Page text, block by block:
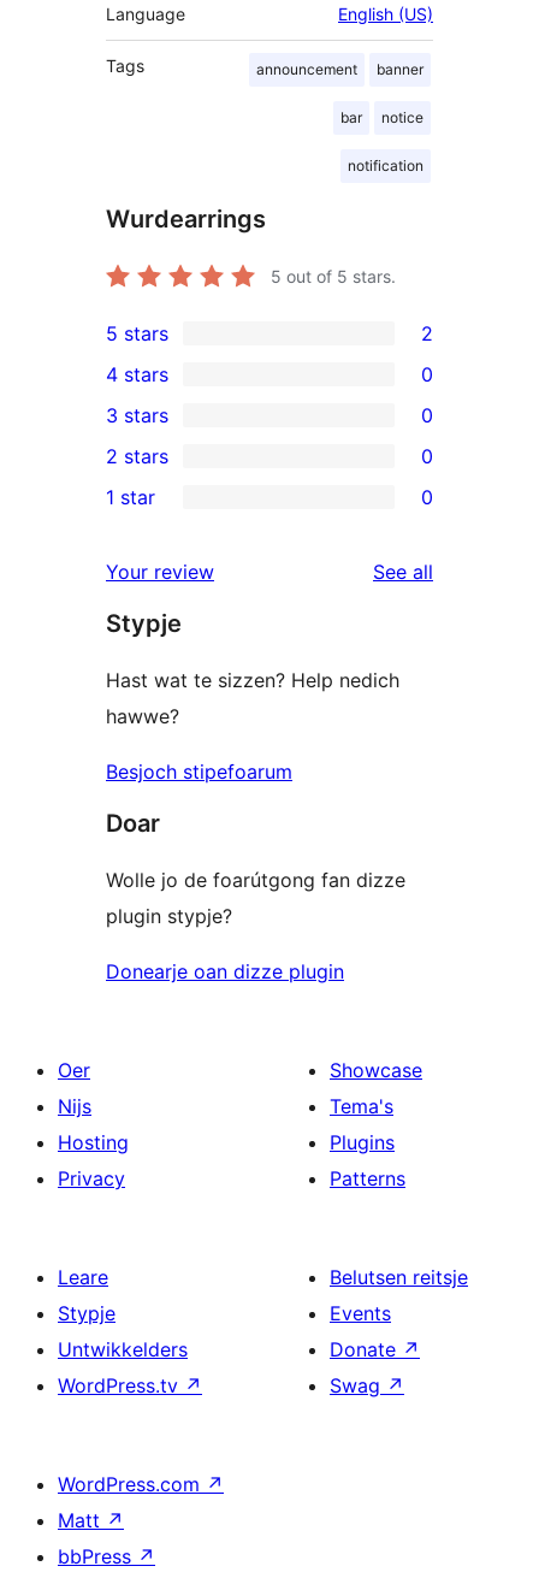
Language English (US)
Tags announcement banner
bar notice
notification
Wurdearrings
5 out of 5 stars.
2
5-
star
reviews
5 stars 2
4-
star
reviews
4 stars 0
0
3-
star
3 stars 0
2-
reviews
2 stars 0
star
reviews
1 star 0
Your review See all
Stypje
Hast wat te sizzen? Help nedich
hawwe?
Besjoch stipefoarum
Doar
Wolle jo de foarútgong fan dizze
plugin stypje?
Donearje oan dizze plugin
Oer
Nijs
Hosting
Privacy
Showcase
Tema's
Plugins
Patterns
Leare
Stypje
Untwikkelders
WordPress.tv ↗
Belutsen reitsje
Events
Donate ↗
Swag ↗
WordPress.com ↗
Matt ↗
bbPress ↗